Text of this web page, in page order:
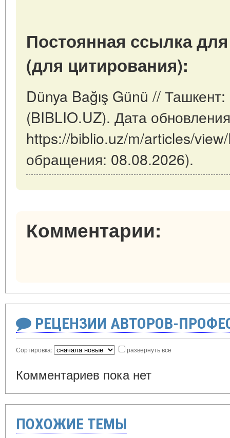
Постоянная ссылка
(для цитирования):
Dünya Bağış Günü //
(BIBLIO.UZ). Дата
https://biblio.uz/m/articles/
обращения: 08.08.2026).
Комментарии:
РЕЦЕНЗИИ АВТОРОВ-
Сортировка: развернуть все
Комментариев пока нет
ПОХОЖИЕ ТЕМЫ